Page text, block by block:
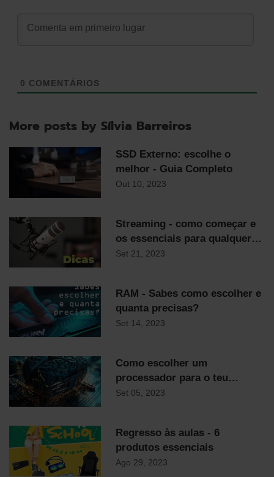
0 COMENTÁRIOS
More posts by Sílvia Barreiros
SSD Externo: escolhe o
melhor - Guia Completo
Out 10, 2023
Streaming - como começar e
os essenciais para qualquer
streamer
Set 21, 2023
RAM - Sabes como escolher e
quanta precisas?
Set 14, 2023
Como escolher um
processador para o teu
computador
Set 05, 2023
Regresso às aulas - 6
produtos essenciais
Ago 29, 2023